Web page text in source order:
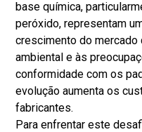
base química,
peróxido, representam
crescimento do
ambiental e às
conformidade com os
evolução aumenta os
fabricantes.
Para enfrentar este